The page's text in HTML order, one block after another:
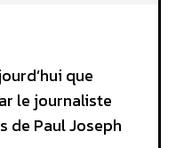
que
le journaliste
de Paul Joseph